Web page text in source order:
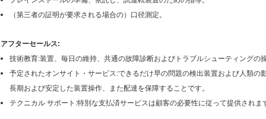
（第三者の証明が要求される場合の）口径測定。
アフターセールス:
技術教育:装置、毎日の維持、共通の故障診断およびトラブルシューティングの
予定されたオンサイト・サービス:できるだけ早の問題の検出装置および人類
長期および安定した装置操作、また配達を保障することです。
テクニカル サポート:特別な支払済サービスは顧客の必要性に従って提供されま